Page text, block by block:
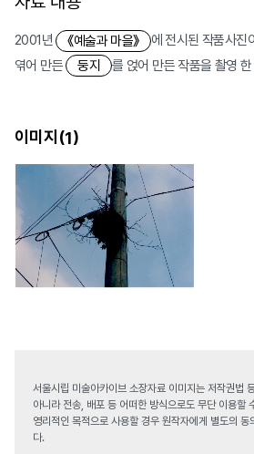
2001년 《예술과 마을》
에 전시된 작품사진
엮어 만든
둥지 를 얹어 만든 작품을 촬영
이미지(1)
서울시립 미술아카이브 소장자료 이미지는 저작권법
아니라 전송, 배포 등 어떠한 방식으로도 무단 이용할
영리적인 목적으로 사용할 경우 원작자에게 별도의 동
다.